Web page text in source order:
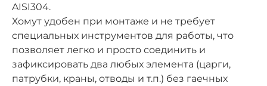
AISI304.
Хомут удобен при монтаже и не требует
специальных инструментов для работы, что
позволяет легко и просто соединить и
зафиксировать два любых элемента (царги,
патрубки, краны, отводы и т.п.) без гаечных